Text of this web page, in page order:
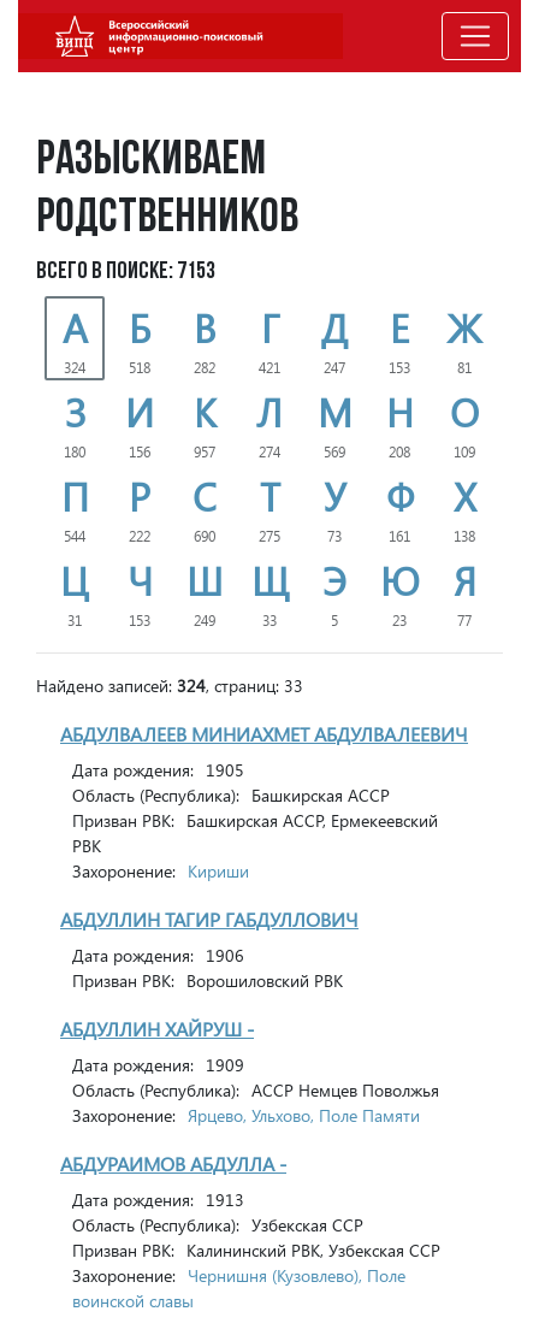
Разыскиваем
родственников
Всего в поиске: 7153
А
324
Б
518
В
282
Г
421
Д
247
Е
153
Ж
81
З
180
И
156
К
957
Л
274
М
569
Н
208
О
109
П
544
Р
222
С
690
Т
275
У
73
Ф
161
Х
138
Ц
31
Ч
153
Ш
249
Щ
33
Э
5
Ю
23
Я
77
Найдено записей: 324, страниц: 33
АБДУЛВАЛЕЕВ МИНИАХМЕТ АБДУЛВАЛЕЕВИЧ
Дата рождения: 1905
Область (Республика): Башкирская АССР
Призван РВК: Башкирская АССР, Ермекеевский
РВК
Захоронение: Кириши
АБДУЛЛИН ТАГИР ГАБДУЛЛОВИЧ
Дата рождения: 1906
Призван РВК: Ворошиловский РВК
АБДУЛЛИН ХАЙРУШ -
Дата рождения: 1909
Область (Республика): АССР Немцев Поволжья
Захоронение: Ярцево, Ульхово, Поле Памяти
АБДУРАИМОВ АБДУЛЛА -
Дата рождения: 1913
Область (Республика): Узбекская ССР
Призван РВК: Калининский РВК, Узбекская ССР
Захоронение: Чернишня (Кузовлево), Поле
воинской славы